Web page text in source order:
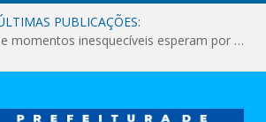
PUBLICAÇÕES:
momentos inesquecíveis esperam por você!